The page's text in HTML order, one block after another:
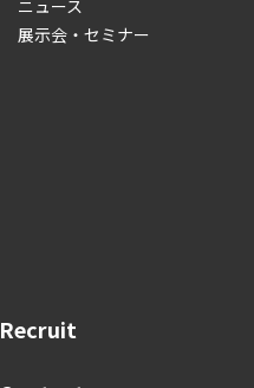
ニュース
展示会・セミナー
Recruit